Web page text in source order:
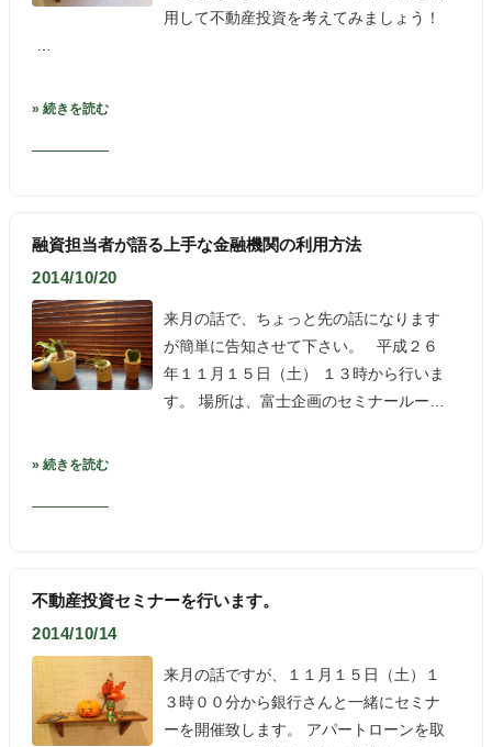
用して不動産投資を考えてみましょう！
» 続きを読む
融資担当者が語る上手な金融機関の利用方法
2014/10/20
来月の話で、ちょっと先の話になります
が簡単に告知させて下さい。 平成２６
年１１月１５日（土） １３時から行いま
す。 場所は、富士企画のセミナールー…
» 続きを読む
不動産投資セミナーを行います。
2014/10/14
来月の話ですが、１１月１５日（土）１
３時００分から銀行さんと一緒にセミナ
ーを開催致します。 アパートローンを取